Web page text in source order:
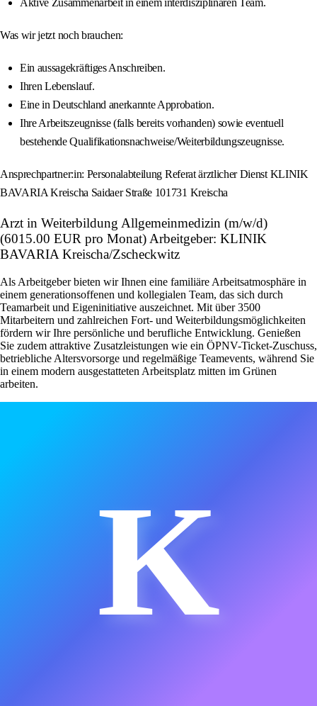
Aktive Zusammenarbeit in einem interdisziplinären Team.
Was wir jetzt noch brauchen:
Ein aussagekräftiges Anschreiben.
Ihren Lebenslauf.
Eine in Deutschland anerkannte Approbation.
Ihre Arbeitszeugnisse (falls bereits vorhanden) sowie eventuell
bestehende Qualifikationsnachweise/Weiterbildungszeugnisse.
Ansprechpartner:in: Personalabteilung Referat ärztlicher Dienst KLINIK
BAVARIA Kreischa Saidaer Straße 101731 Kreischa
Arzt in Weiterbildung Allgemeinmedizin (m/w/d)
(6015.00 EUR pro Monat) Arbeitgeber: KLINIK
BAVARIA Kreischa/Zscheckwitz
Als Arbeitgeber bieten wir Ihnen eine familiäre Arbeitsatmosphäre in
einem generationsoffenen und kollegialen Team, das sich durch
Teamarbeit und Eigeninitiative auszeichnet. Mit über 3500
Mitarbeitern und zahlreichen Fort- und Weiterbildungsmöglichkeiten
fördern wir Ihre persönliche und berufliche Entwicklung. Genießen
Sie zudem attraktive Zusatzleistungen wie ein ÖPNV-Ticket-Zuschuss,
betriebliche Altersvorsorge und regelmäßige Teamevents, während Sie
in einem modern ausgestatteten Arbeitsplatz mitten im Grünen
arbeiten.
K